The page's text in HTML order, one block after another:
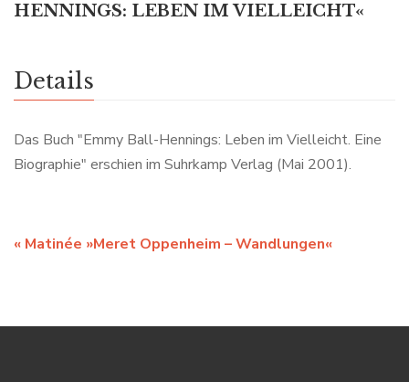
HENNINGS: LEBEN IM VIELLEICHT«
Details
Das Buch "Emmy Ball-Hennings: Leben im Vielleicht. Eine
Biographie" erschien im Suhrkamp Verlag (Mai 2001).
« Matinée »Meret Oppenheim – Wandlungen«